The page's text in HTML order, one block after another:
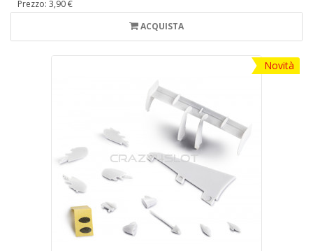
Prezzo: 3,90 €
ACQUISTA
Novità